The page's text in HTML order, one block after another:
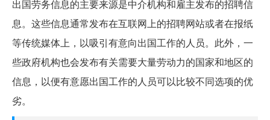
出国劳务信息的主要来源是中介机构和雇主发布的招聘信
息。这些信息通常发布在互联网上的招聘网站或者在报纸
等传统媒体上，以吸引有意向出国工作的人员。此外，一
些政府机构也会发布有关需要大量劳动力的国家和地区的
信息，以便有意愿出国工作的人员可以比较不同选项的优
劣。